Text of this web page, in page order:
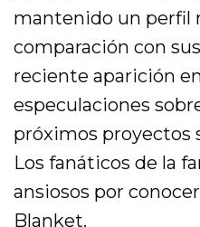
mantenido un perfil
comparación con
reciente aparición
especulaciones
próximos proyectos
Los fanáticos de la
ansiosos por
Blanket.